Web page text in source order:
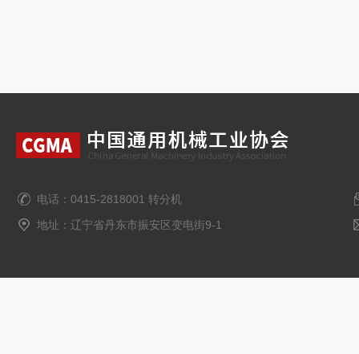
电话：0415-2818001 转分机
地址：辽宁省丹东市振安区变电街9-1